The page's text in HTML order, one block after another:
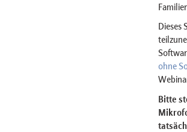
Dieses
ohne
Bitte